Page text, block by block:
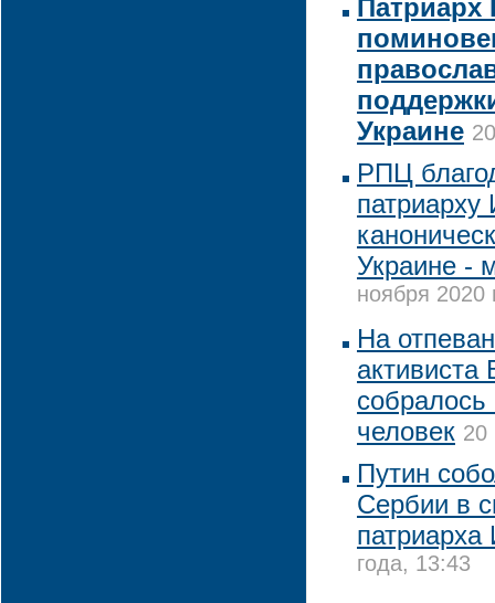
Патриарх
Украине
РПЦ
Украине -
ноября 2020
На
собралось
человек 20
Путин
Сербии в
патриарха
года, 13:43